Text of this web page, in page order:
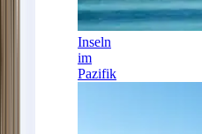
Inseln
im
Pazifik